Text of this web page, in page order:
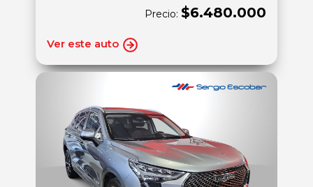
Precio: $6.480.000
Ver este auto